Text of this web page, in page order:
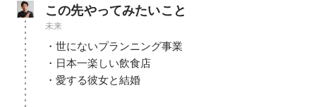
この先やってみたいこと
未来
・世にないプランニング事業
・日本一楽しい飲食店
・愛する彼女と結婚